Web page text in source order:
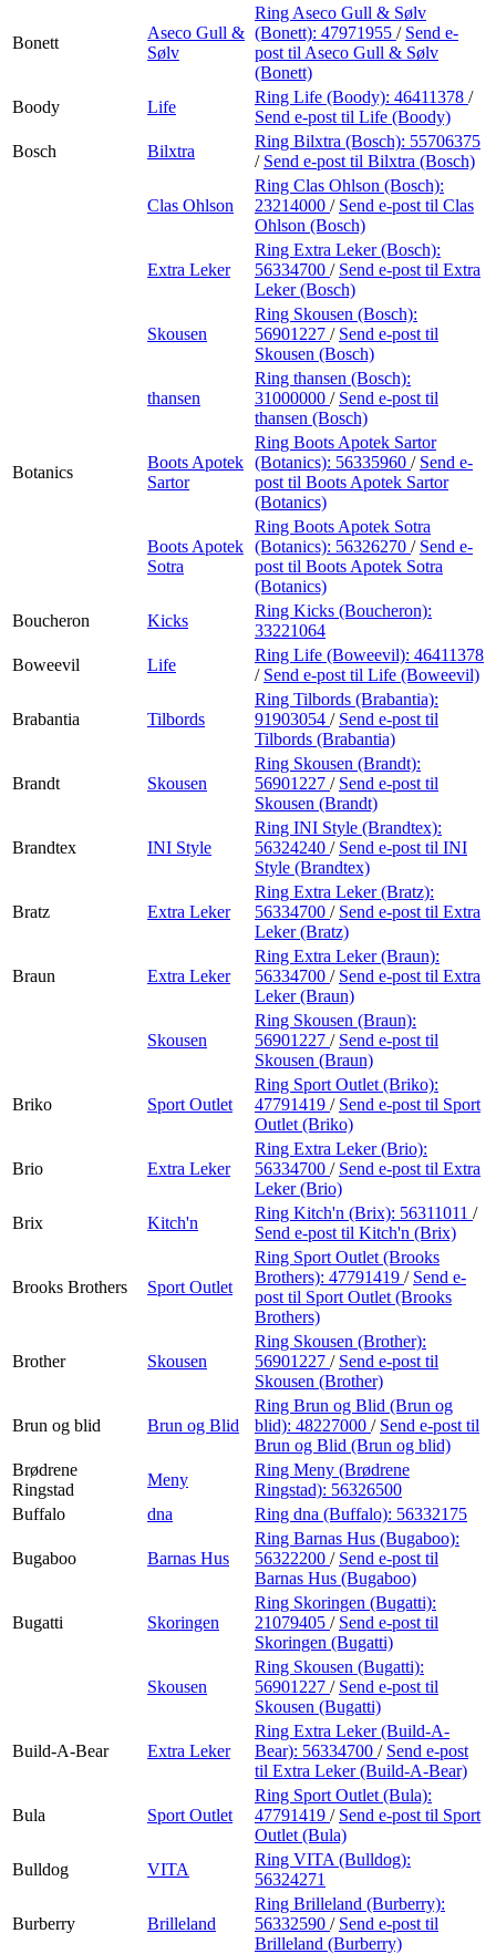
Bonett
Aseco Gull &
Sølv
Ring Aseco Gull & Sølv
(Bonett): 47971955 / Send e-
post til Aseco Gull & Sølv
(Bonett)
Boody
Life
Ring Life (Boody): 46411378 /
Send e-post til Life (Boody)
Bosch
Bilxtra
Ring Bilxtra (Bosch): 55706375
/ Send e-post til Bilxtra (Bosch)
Clas Ohlson
Ring Clas Ohlson (Bosch):
23214000 / Send e-post til Clas
Ohlson (Bosch)
Extra Leker
Ring Extra Leker (Bosch):
56334700 / Send e-post til Extra
Leker (Bosch)
Skousen
Ring Skousen (Bosch):
56901227 / Send e-post til
Skousen (Bosch)
thansen
Ring thansen (Bosch):
31000000 / Send e-post til
thansen (Bosch)
Botanics
Boots Apotek
Sartor
Ring Boots Apotek Sartor
(Botanics): 56335960 / Send e-
post til Boots Apotek Sartor
(Botanics)
Boots Apotek
Sotra
Ring Boots Apotek Sotra
(Botanics): 56326270 / Send e-
post til Boots Apotek Sotra
(Botanics)
Boucheron
Kicks
Ring Kicks (Boucheron):
33221064
Boweevil
Life
Ring Life (Boweevil): 46411378
/ Send e-post til Life (Boweevil)
Brabantia Tilbords
Ring Tilbords (Brabantia):
91903054 / Send e-post til
Tilbords (Brabantia)
Brandt Skousen
Ring Skousen (Brandt):
56901227 / Send e-post til
Skousen (Brandt)
Brandtex INI Style
Ring INI Style (Brandtex):
56324240 / Send e-post til INI
Style (Brandtex)
Bratz Extra Leker
Ring Extra Leker (Bratz):
56334700 / Send e-post til Extra
Leker (Bratz)
Braun Extra Leker
Ring Extra Leker (Braun):
56334700 / Send e-post til Extra
Leker (Braun)
Skousen
Ring Skousen (Braun):
56901227 / Send e-post til
Skousen (Braun)
Briko Sport Outlet
Ring Sport Outlet (Briko):
47791419 / Send e-post til Sport
Outlet (Briko)
Brio Extra Leker
Ring Extra Leker (Brio):
56334700 / Send e-post til Extra
Leker (Brio)
Brix
Kitch'n
Ring Kitch'n (Brix): 56311011 /
Send e-post til Kitch'n (Brix)
Brooks Brothers Sport Outlet
Ring Sport Outlet (Brooks
Brothers): 47791419 / Send e-
post til Sport Outlet (Brooks
Brothers)
Brother Skousen
Ring Skousen (Brother):
56901227 / Send e-post til
Skousen (Brother)
Brun og blid Brun og Blid
Ring Brun og Blid (Brun og
blid): 48227000 / Send e-post til
Brun og Blid (Brun og blid)
Brødrene
Ringstad
Meny
Ring Meny (Brødrene
Ringstad): 56326500
Buffalo
dna Ring dna (Buffalo): 56332175
Bugaboo Barnas Hus
Ring Barnas Hus (Bugaboo):
56322200 / Send e-post til
Barnas Hus (Bugaboo)
Bugatti Skoringen
Ring Skoringen (Bugatti):
21079405 / Send e-post til
Skoringen (Bugatti)
Skousen
Ring Skousen (Bugatti):
56901227 / Send e-post til
Skousen (Bugatti)
Build-A-Bear Extra Leker
Ring Extra Leker (Build-A-
Bear): 56334700 / Send e-post
til Extra Leker (Build-A-Bear)
Bula Sport Outlet
Ring Sport Outlet (Bula):
47791419 / Send e-post til Sport
Outlet (Bula)
Bulldog
VITA
Ring VITA (Bulldog):
56324271
Burberry Brilleland
Ring Brilleland (Burberry):
56332590 / Send e-post til
Brilleland (Burberry)